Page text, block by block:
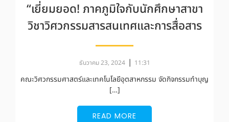
“เยี่ยมยอด! ภาคภูมิใจกับนักศึกษาสาขา
วิชาวิศวกรรมสารสนเทศและการสื่อสาร
ธันวาคม 23, 2024 | 11:31
คณะวิศวกรรมศาสตร์และเทคโนโลยีอุตสาหกรรม จัดกิจกรรมทำบุญ
[…]
READ MORE